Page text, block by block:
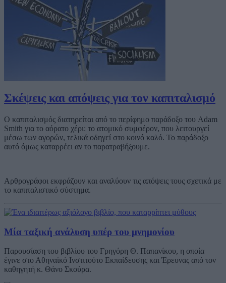
Σκέψεις και απόψεις για τον καπιταλισμό
Ο καπιταλισμός διατηρείται από το περίφημο παράδοξο του Adam
Smith για το αόρατο χέρι: το ατομικό συμφέρον, που λειτουργεί
μέσω των αγορών, τελικά οδηγεί στο κοινό καλό. Το παράδοξο
αυτό όμως καταρρέει αν το παρατραβήξουμε.
Αρθρογράφοι εκφράζουν και αναλύουν τις απόψεις τους σχετικά με
το καπιταλιστικό σύστημα.
Μία ταξική ανάλυση υπέρ του μνημονίου
Παρουσίαση του βιβλίου του Γρηγόρη Θ. Παπανίκου, η οποία
έγινε στο Αθηναϊκό Ινστιτούτο Εκπαίδευσης και Έρευνας από τον
καθηγητή κ. Θάνο Σκούρα.